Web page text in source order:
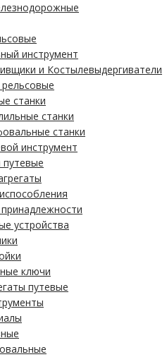
инструмент
и Костылевыдергиватели
станки
станки
станки
инструмент
устройства
ключи
путевые